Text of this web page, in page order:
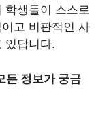
학생들이 스스로
고 비판적인 사
있답니다.
든 정보가 궁금